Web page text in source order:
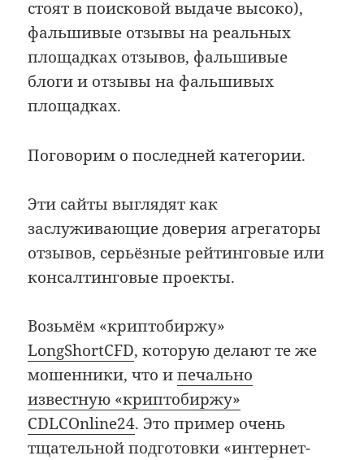
стоят в поисковой выдаче высоко),
фальшивые отзывы на реальных
площадках отзывов, фальшивые
блоги и отзывы на фальшивых
площадках.
Поговорим о последней категории.
Эти сайты выглядят как
заслуживающие доверия агрегаторы
отзывов, серьёзные рейтинговые или
консалтинговые проекты.
Возьмём «криптобиржу»
LongShortCFD, которую делают те же
мошенники, что ипечально
известную «криптобиржу»
CDLCOnline24. Это пример очень
тщательной подготовки «интернет-